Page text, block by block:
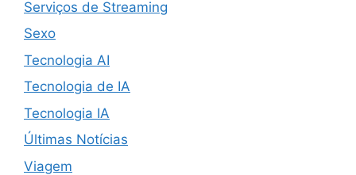
Serviços de Streaming
Sexo
Tecnologia AI
Tecnologia de IA
Tecnologia IA
Últimas Notícias
Viagem